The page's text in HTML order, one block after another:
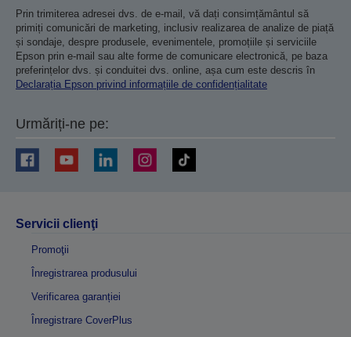
Prin trimiterea adresei dvs. de e-mail, vă dați consimțământul să
primiți comunicări de marketing, inclusiv realizarea de analize de piață
și sondaje, despre produsele, evenimentele, promoțiile și serviciile
Epson prin e-mail sau alte forme de comunicare electronică, pe baza
preferințelor dvs. și conduitei dvs. online, așa cum este descris în
Declarația Epson privind informațiile de confidențialitate
Urmăriți-ne pe:
Servicii clienţi
Promoţii
Înregistrarea produsului
Verificarea garanției
Înregistrare CoverPlus